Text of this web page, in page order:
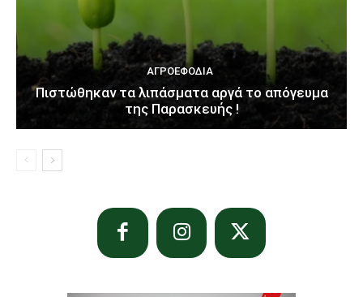
ΑΓΡΟΕΦΌΔΙΑ
Πιστώθηκαν τα λιπάσματα αργά το απόγευμα
της Παρασκευής !